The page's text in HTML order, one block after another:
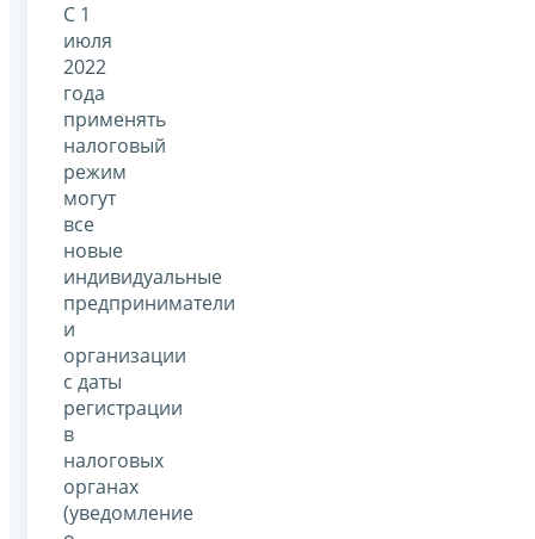
С 1
июля
2022
года
применять
налоговый
режим
могут
все
новые
индивидуальные
предприниматели
и
организации
с даты
регистрации
в
налоговых
органах
(уведомление